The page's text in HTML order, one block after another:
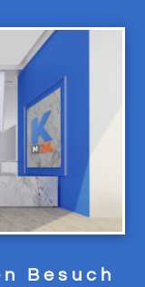
Besuch